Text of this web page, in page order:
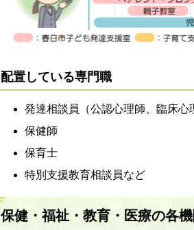
配置している専門職
発達相談員（公認心理師、臨床心
保健師
保育士
特別支援教育相談員など
保健・福祉・教育・医療の各